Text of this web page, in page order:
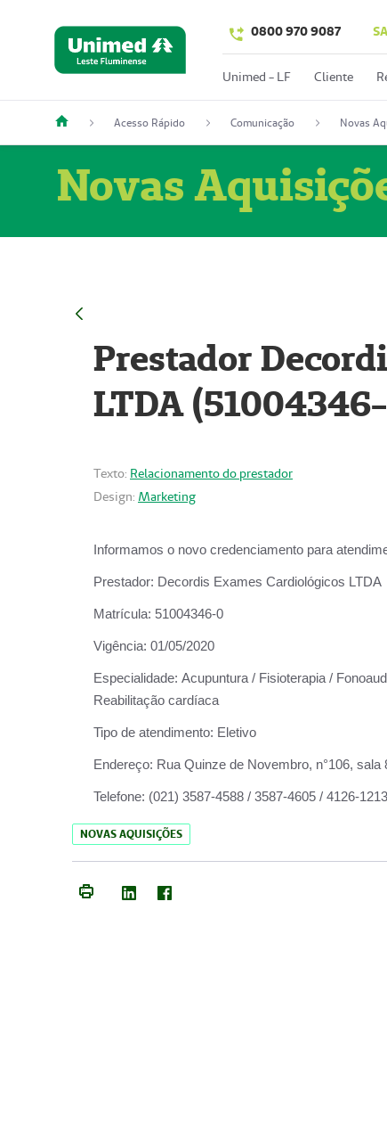
0800 970 9087
Unimed - LF Cliente
Acesso Rápido Comunicação Novas
Novas
Prestador
LTDA
Texto: Relacionamento do prestador
Design: Marketing
Informamos o novo credenciamento para
Prestador: Decordis Exames Cardiológicos LTDA
Matrícula: 51004346-0
Vigência: 01/05/2020
Especialidade: Acupuntura / Fisioterapia /
Reabilitação cardíaca
Tipo de atendimento: Eletivo
Endereço: Rua Quinze de Novembro, n°106,
Telefone: (021) 3587-4588 / 3587-4605 / 4126-1213
NOVAS AQUISIÇÕES